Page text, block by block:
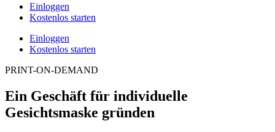
Einloggen
Kostenlos starten
Einloggen
Kostenlos starten
PRINT-ON-DEMAND
Ein Geschäft für individuelle
Gesichtsmaske gründen